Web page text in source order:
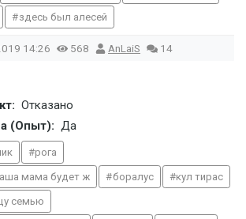
здесь был алесей
14:26 568 AnLaiS 14
Отказано
(Опыт): Да
рога
мама будет ж боралус кул тирас
семью